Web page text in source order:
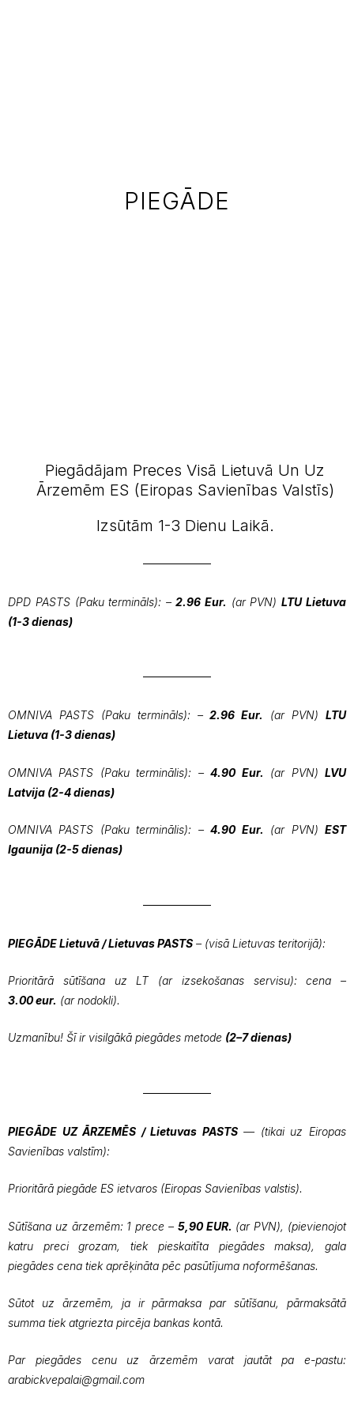
PIEGĀDE
Piegādājam Preces Visā Lietuvā Un Uz
Ārzemēm ES (Eiropas Savienības Valstīs)
Izsūtām 1-3 Dienu Laikā.
DPD PASTS (Paku termināls): – 2.96 Eur. (ar PVN)LTU Lietuva
(1-3 dienas)
OMNIVA PASTS (Paku termināls): –2.96 Eur. (ar PVN)LTU
Lietuva (1-3 dienas)
OMNIVA PASTS (Paku terminālis): –4.90 Eur. (ar PVN)LVU
Latvija (2-4 dienas)
OMNIVA PASTS (Paku terminālis): –4.90 Eur. (ar PVN)EST
Igaunija (2-5 dienas)
PIEGĀDE Lietuvā / Lietuvas PASTS – (visā Lietuvas teritorijā):
Prioritārā sūtīšana uz LT (ar izsekošanas servisu): cena –
3.00 eur. (ar nodokli).
Uzmanību! Šī ir visilgākā piegādes metode (2–7 dienas)
PIEGĀDE UZ ĀRZEMĒS / Lietuvas PASTS— (tikai uz Eiropas
Savienības valstīm):
Prioritārā piegāde ES ietvaros (Eiropas Savienības valstis).
Sūtīšana uz ārzemēm: 1 prece – 5,90 EUR. (ar PVN), (pievienojot
katru preci grozam, tiek pieskaitīta piegādes maksa), gala
piegādes cena tiek aprēķināta pēc pasūtījuma noformēšanas.
Sūtot uz ārzemēm, ja ir pārmaksa par sūtīšanu, pārmaksātā
summa tiek atgriezta pircēja bankas kontā.
Par piegādes cenu uz ārzemēm varat jautāt pa e-pastu:
arabickvepalai@gmail.com